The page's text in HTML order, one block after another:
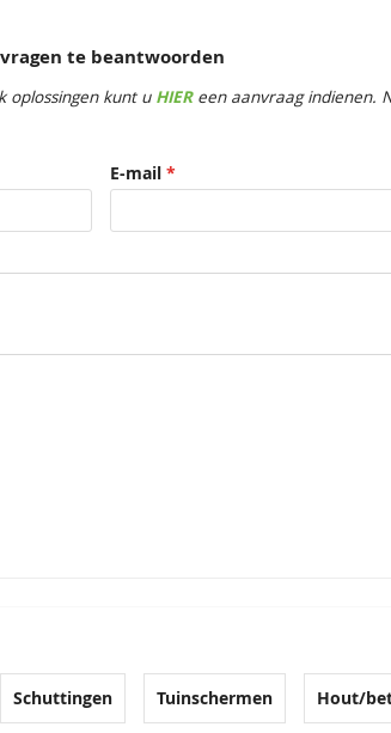
te beantwoorden
oplossingen kunt u HIEReen aanvraag indienen.
E-mail
Schuttingen Tuinschermen Hout/